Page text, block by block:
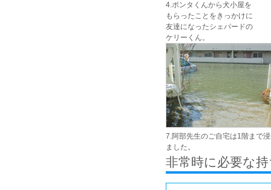
4.ポンタくんから犬小屋を
もらったことをきっかけに
友達になったシェパードの
ケリーくん。
7.阿部先生のご自宅は1階まで
ました。
非常時に必要な